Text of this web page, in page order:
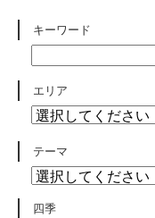
キーワード
エリア
テーマ
四季